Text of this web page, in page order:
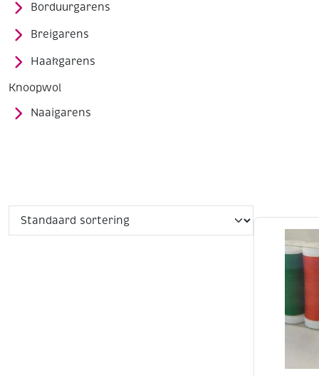
Borduurgarens
Breigarens
Haakgarens
Knoopwol
Naaigarens